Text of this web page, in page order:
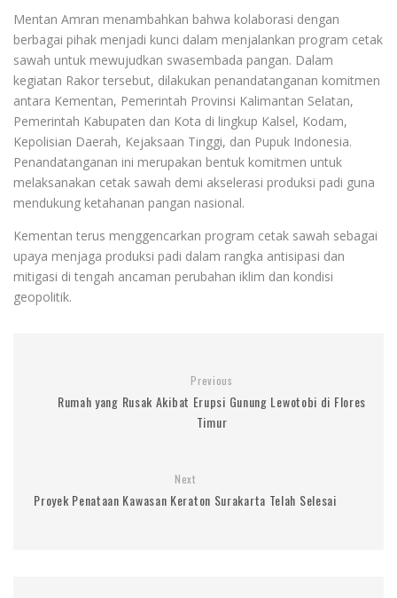
Mentan Amran menambahkan bahwa kolaborasi dengan
berbagai pihak menjadi kunci dalam menjalankan program cetak
sawah untuk mewujudkan swasembada pangan. Dalam
kegiatan Rakor tersebut, dilakukan penandatanganan komitmen
antara Kementan, Pemerintah Provinsi Kalimantan Selatan,
Pemerintah Kabupaten dan Kota di lingkup Kalsel, Kodam,
Kepolisian Daerah, Kejaksaan Tinggi, dan Pupuk Indonesia.
Penandatanganan ini merupakan bentuk komitmen untuk
melaksanakan cetak sawah demi akselerasi produksi padi guna
mendukung ketahanan pangan nasional.
Kementan terus menggencarkan program cetak sawah sebagai
upaya menjaga produksi padi dalam rangka antisipasi dan
mitigasi di tengah ancaman perubahan iklim dan kondisi
geopolitik.
Previous
Rumah yang Rusak Akibat Erupsi Gunung Lewotobi di Flores
Timur
Next
Proyek Penataan Kawasan Keraton Surakarta Telah Selesai